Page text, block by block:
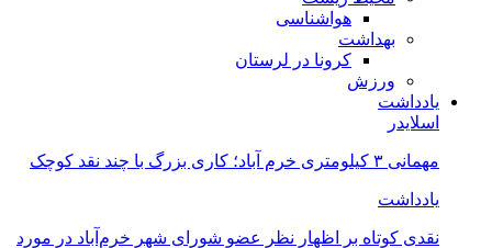
هواشناسی
بهداشت
کرونا در لرستان
ورزش
یادداشت
اسلایدر
مهمانی ۳ کیلومتری خرم آباد؛ کاری بزرگ با چند نقد کوچک
یادداشت
نقدی کوتاه بر اظهار نظر عضو شورای شهر خرم‌آباد در مورد